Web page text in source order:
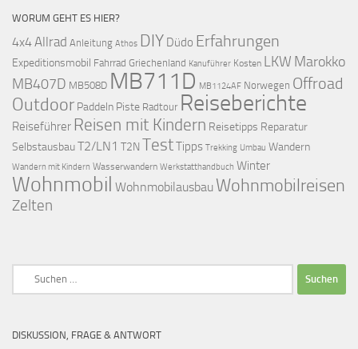
WORUM GEHT ES HIER?
4x4 Allrad Anleitung Athos DIY Düdo Erfahrungen
Expeditionsmobil Fahrrad Griechenland Kanuführer Kosten LKW Marokko
MB407D MB508D MB711D MB1124AF Norwegen Offroad
Outdoor Paddeln Piste Radtour Reiseberichte
Reiseführer Reisen mit Kindern Reisetipps Reparatur
SelbstausbauT2/LN1 T2N TestTipps Trekking Umbau Wandern
Wandern mit Kindern Wasserwandern Werkstatthandbuch Winter
Wohnmobil Wohnmobilausbau Wohnmobilreisen
Zelten
DISKUSSION, FRAGE & ANTWORT